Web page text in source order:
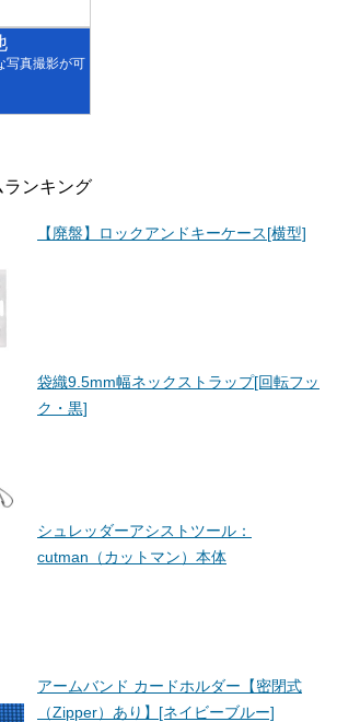
写真撮影が可
ランキング
【廃盤】ロックアンドキーケース[横型]
袋織9.5mm幅ネックストラップ[回転フッ
ク・黒]
シュレッダーアシストツール：
cutman（カットマン）本体
アームバンド カードホルダー【密閉式
（Zipper）あり】[ネイビーブルー]